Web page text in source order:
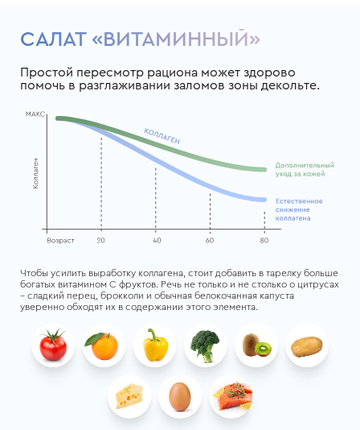
САЛАТ «ВИТАМИННЫЙ»
Простой пересмотр рациона может здорово
помочь в разглаживании заломов зоны декольте.
Чтобы усилить выработку коллагена, стоит добавить в тарелку больше
богатых витамином С фруктов. Речь не только и не столько о цитрусах
– сладкий перец, брокколи и обычная белокочанная капуста
уверенно обходят их в содержании этого элемента.